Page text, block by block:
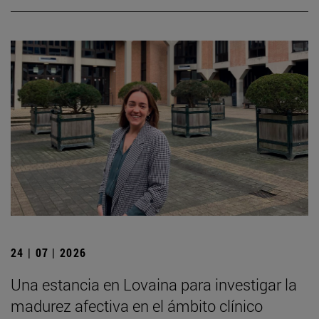
24 | 07 | 2026
Una estancia en Lovaina para investigar la
madurez afectiva en el ámbito clínico